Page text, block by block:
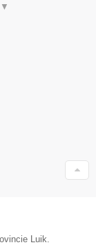
▼
Luik.